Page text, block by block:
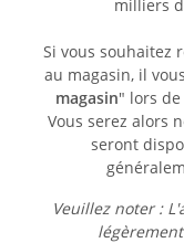
milliers
Si vous souhaitez
au magasin, il
magasin" lors
Vous serez alors
seront
Veuillez noter :